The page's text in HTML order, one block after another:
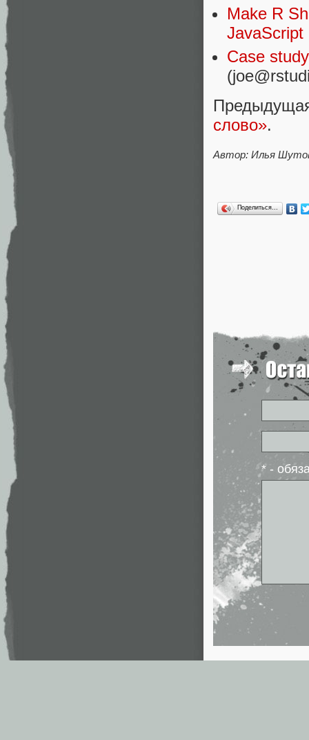
Make R
JavaScript
Case
слово».
Автор: Илья
Поделиться…
* -